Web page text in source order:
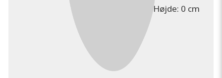
Højde: 0 cm